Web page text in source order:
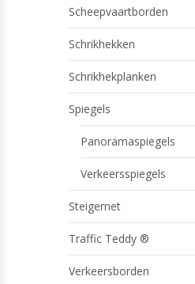
Scheepvaartborden
Schrikhekken
Schrikhekplanken
Spiegels
Panoramaspiegels
Verkeersspiegels
Steigernet
Traffic Teddy ®
Verkeersborden